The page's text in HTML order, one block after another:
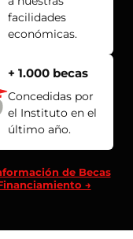
facilidades
económicas.
+ 1.000 becas
Concedidas por
el Instituto en el
último año.
de Becas
→